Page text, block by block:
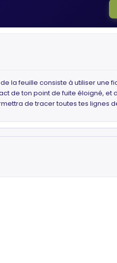
la feuille consiste à utiliser une
de ton point de fuite éloigné, et
de tracer toutes tes lignes